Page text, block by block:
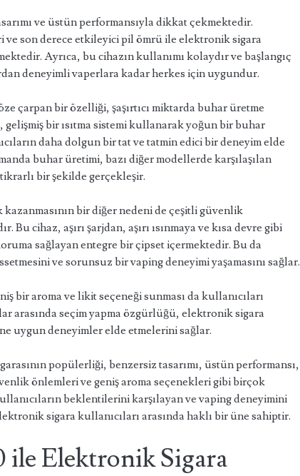
ve üstün performansıyla dikkat çekmektedir.
ve son derece etkileyici pil ömrü ile elektronik sigara
Ayrıca, bu cihazın kullanımı kolaydır ve başlangıç
deneyimli vaperlara kadar herkes için uygundur.
çarpan bir özelliği, şaşırtıcı miktarda buhar üretme
bir ısıtma sistemi kullanarak yoğun bir buhar
daha dolgun bir tat ve tatmin edici bir deneyim elde
buhar üretimi, bazı diğer modellerde karşılaşılan
bir şekilde gerçekleşir.
bir diğer nedeni de çeşitli güvenlik
Bu cihaz, aşırı şarjdan, aşırı ısınmaya ve kısa devre gibi
sağlayan entegre bir çipset içermektedir. Bu da
ve sorunsuz bir vaping deneyimi yaşamasını sağlar.
bir aroma ve likit seçeneği sunması da kullanıcıları
arasında seçim yapma özgürlüğü, elektronik sigara
uygun deneyimler elde etmelerini sağlar.
popülerliği, benzersiz tasarımı, üstün performansı,
önlemleri ve geniş aroma seçenekleri gibi birçok
beklentilerini karşılayan ve vaping deneyimini
sigara kullanıcıları arasında haklı bir üne sahiptir.
ile Elektronik Sigara